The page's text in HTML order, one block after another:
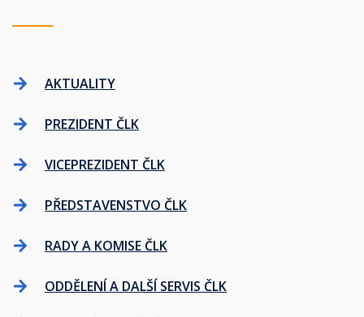
AKTUALITY
PREZIDENT ČLK
VICEPREZIDENT ČLK
PŘEDSTAVENSTVO ČLK
RADY A KOMISE ČLK
ODDĚLENÍ A DALŠÍ SERVIS ČLK